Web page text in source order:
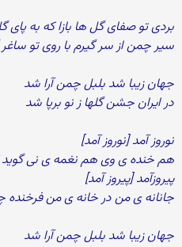
بردی تو صفای گل ها بازا که به پای
سیر چمن از سر گیرم با روی تو
جهان زیبا شد بلبل چمن آرا شد
در ایران جشن گلها ز نو برپا شد
نوروز آمد [نوروز آمد]
هم خنده ی وی هم نغمه ی نی گوید
پیروزآمد [پیروز آمد]
جانانه ی من در خانه ی من فرخنده
جهان زیبا شد بلبل چمن آرا شد